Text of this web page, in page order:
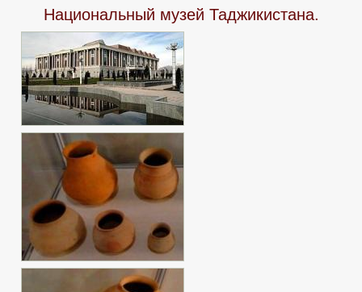
Национальный музей Таджикистана.